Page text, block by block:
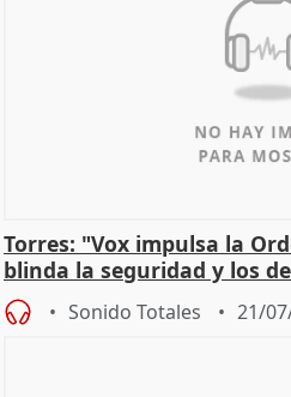
Torres: "Vox impulsa la
blinda la seguridad y los
control"
Sonido Totales 21/